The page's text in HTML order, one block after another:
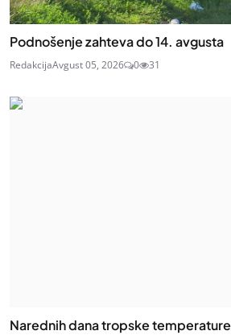
Podnošenje zahteva do 14. avgusta
RedakcijaAvgust 05, 2026 0 31
Narednih dana tropske temperature